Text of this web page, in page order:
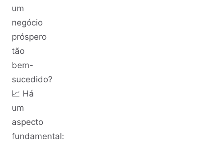
um
negócio
próspero
tão
bem-
sucedido?
📈 Há
um
aspecto
fundamental: